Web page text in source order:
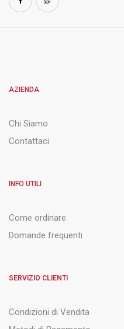
AZIENDA
Chi Siamo
Contattaci
INFO UTILI
Come ordinare
Domande frequenti
SERVIZIO CLIENTI
Condizioni di Vendita